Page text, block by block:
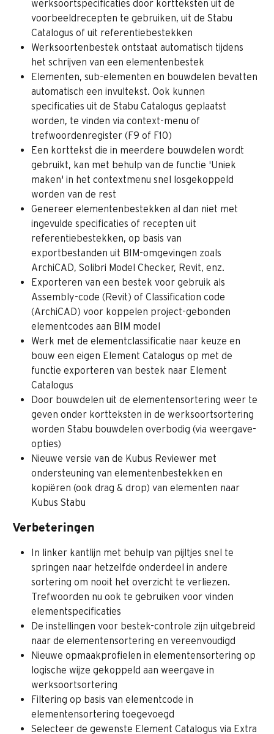
werksoortspecificaties door kortteksten uit de
voorbeeldrecepten te gebruiken, uit de Stabu
Catalogus of uit referentiebestekken
Werksoortenbestek ontstaat automatisch tijdens
het schrijven van een elementenbestek
Elementen, sub-elementen en bouwdelen bevatten
automatisch een invultekst. Ook kunnen
specificaties uit de Stabu Catalogus geplaatst
worden, te vinden via context-menu of
trefwoordenregister (F9 of F10)
Een korttekst die in meerdere bouwdelen wordt
gebruikt, kan met behulp van de functie 'Uniek
maken' in het contextmenu snel losgekoppeld
worden van de rest
Genereer elementenbestekken al dan niet met
ingevulde specificaties of recepten uit
referentiebestekken, op basis van
exportbestanden uit BIM-omgevingen zoals
ArchiCAD, Solibri Model Checker, Revit, enz.
Exporteren van een bestek voor gebruik als
Assembly-code (Revit) of Classification code
(ArchiCAD) voor koppelen project-gebonden
elementcodes aan BIM model
Werk met de elementclassificatie naar keuze en
bouw een eigen Element Catalogus op met de
functie exporteren van bestek naar Element
Catalogus
Door bouwdelen uit de elementensortering weer te
geven onder kortteksten in de werksoortsortering
worden Stabu bouwdelen overbodig (via weergave-
opties)
Nieuwe versie van de Kubus Reviewer met
ondersteuning van elementenbestekken en
kopiëren (ook drag & drop) van elementen naar
Kubus Stabu
Verbeteringen
In linker kantlijn met behulp van pijltjes snel te
springen naar hetzelfde onderdeel in andere
sortering om nooit het overzicht te verliezen.
Trefwoorden nu ook te gebruiken voor vinden
elementspecificaties
De instellingen voor bestek-controle zijn uitgebreid
naar de elementensortering en vereenvoudigd
Nieuwe opmaakprofielen in elementensortering op
logische wijze gekoppeld aan weergave in
werksoortsortering
Filtering op basis van elementcode in
elementensortering toegevoegd
Selecteer de gewenste Element Catalogus via Extra